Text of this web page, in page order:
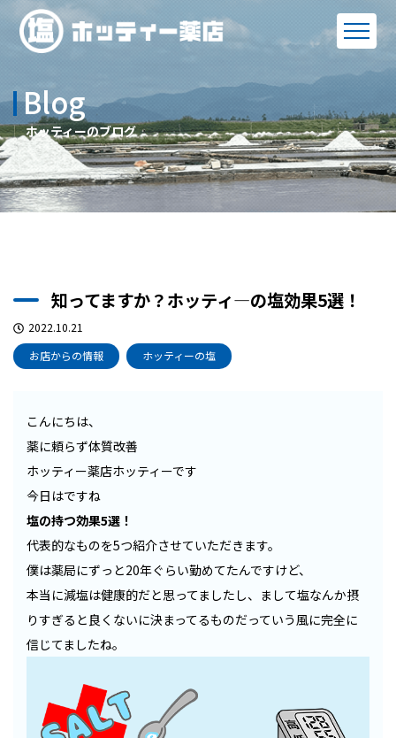
Blog
ホッティーのブログ
知ってますか？ホッティ―の塩効果5選！
2022.10.21
お店からの情報
ホッティーの塩
こんにちは、
薬に頼らず体質改善
ホッティー薬店ホッティーです
今日はですね
塩の持つ効果5選！
代表的なものを5つ紹介させていただきます。
僕は薬局にずっと20年ぐらい勤めてたんですけど、
本当に減塩は健康的だと思ってましたし、まして塩なんか摂
りすぎると良くないに決まってるものだっていう風に完全に
信じてましたね。